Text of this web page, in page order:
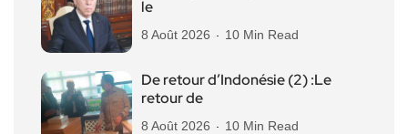
le
8 Août 2026 10 Min Read
De retour d’Indonésie (2) :Le
retour de
8 Août 2026 10 Min Read